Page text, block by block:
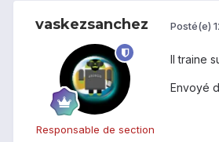
vaskezsanchez
Responsable de section
Posté(e)
Il traine
Envoyé